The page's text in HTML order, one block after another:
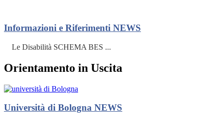
Informazioni e Riferimenti NEWS
Le Disabilità SCHEMA BES ...
Orientamento in Uscita
Università di Bologna NEWS